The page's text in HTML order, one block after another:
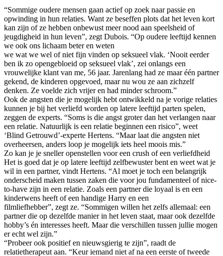
“Sommige oudere mensen gaan actief op zoek naar passie en
opwinding in hun relaties. Want ze beseffen plots dat het leven kort
kan zijn of ze hebben onbewust meer nood aan speelsheid of
jeugdigheid in hun leven”, zegt Dubois. “Op oudere leeftijd kennen
we ook ons lichaam beter en weten
we wat we wel of niet fijn vinden op seksueel vlak. ‘Nooit eerder
ben ik zo opengebloeid op seksueel vlak’, zei onlangs een
vrouwelijke klant van me, 56 jaar. Jarenlang had ze maar één partner
gekend, de kinderen opgevoed, maar nu wou ze aan zichzelf
denken. Ze voelde zich vrijer en had minder schroom.”
Ook de angsten die je mogelijk hebt ontwikkeld na je vorige relaties
kunnen je bij het verliefd worden op latere leeftijd parten spelen,
zeggen de experts. “Soms is die angst groter dan het verlangen naar
een relatie. Natuurlijk is een relatie beginnen een risico”, weet
‘Blind Getrouwd’-experte Hertens. “Maar laat die angsten niet
overheersen, anders loop je mogelijk iets heel moois mis.”
Zo kan je je sneller openstellen voor een crush of een verliefdheid
Het is goed dat je op latere leeftijd zelfbewuster bent en weet wat je
wil in een partner, vindt Hertens. “Al moet je toch een belangrijk
onderscheid maken tussen zaken die voor jou fundamenteel of nice-
to-have zijn in een relatie. Zoals een partner die loyaal is en een
kinderwens heeft of een handige Harry en een
filmliefhebber”, zegt ze. “Sommigen willen het zelfs allemaal: een
partner die op dezelfde manier in het leven staat, maar ook dezelfde
hobby’s én interesses heeft. Maar die verschillen tussen jullie mogen
er echt wel zijn.”
“Probeer ook positief en nieuwsgierig te zijn”, raadt de
relatietherapeut aan. “Keur iemand niet af na een eerste of tweede